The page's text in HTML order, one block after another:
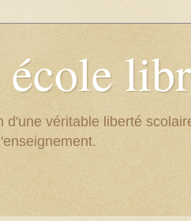
d'une véritable liberté